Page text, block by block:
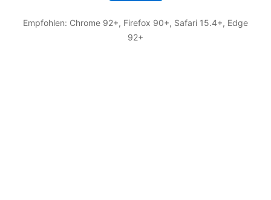
Empfohlen: Chrome 92+, Firefox 90+, Safari 15.4+, Edge
92+